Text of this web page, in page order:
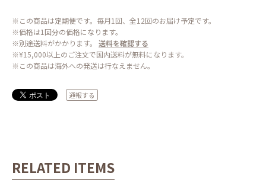
※この商品は定期便です。毎月1回、全12回のお届け予定です。
※価格は1回分の価格になります。
※別途送料がかかります。
送料を確認する
※¥15,000以上のご注文で国内送料が無料になります。
※この商品は海外への発送は行なえません。
通報する
RELATED ITEMS